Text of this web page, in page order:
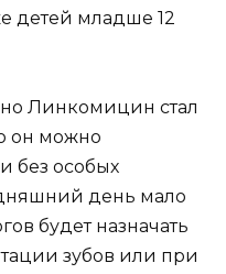
детей младше 12
Линкомицин стал
он можно
без особых
день мало
будет назначать
зубов или при